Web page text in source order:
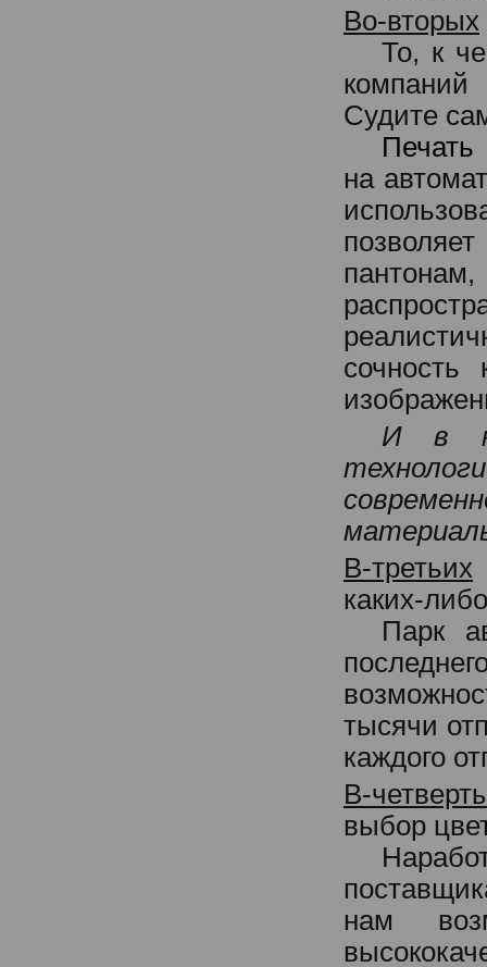
Во-вторых
То, к
Судите
на
сочность
И в
В-третьих
каких-
Парк
тысячи
каждого
В-
выбор
нам